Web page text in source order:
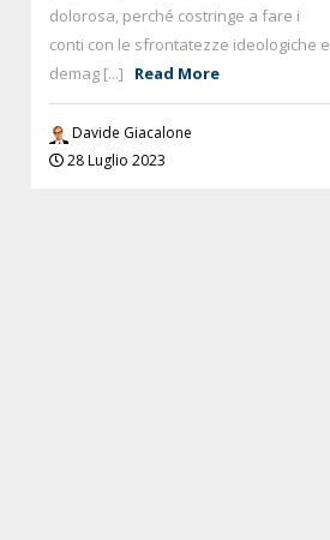
dolorosa, perché costringe a fare i
conti con le sfrontatezze ideologiche e
demag [...]
Read More
Davide Giacalone
28 Luglio 2023